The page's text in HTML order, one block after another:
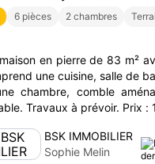
6 pièces 2 chambres
en pierre de 83 m²
une cuisine, salle de
chambre, comble
Travaux à prévoir. Prix :
BSK IMMOBILIER
Sophie Melin